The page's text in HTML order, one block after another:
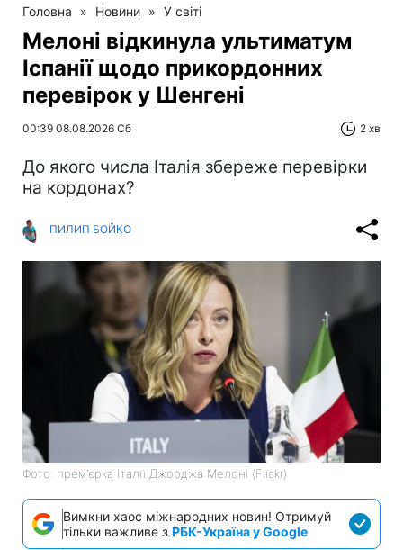
Головна » Новини » У світі
Мелоні відкинула ультиматум
Іспанії щодо прикордонних
перевірок у Шенгені
00:39 08.08.2026 Сб 2 хв
До якого числа Італія збереже перевірки
на кордонах?
ПИЛИП БОЙКО
Фото: прем'єрка Італії Джорджа Мелоні (Flickr)
Вимкни хаос міжнародних новин! Отримуй
тільки важливе з РБК-Україна у Google